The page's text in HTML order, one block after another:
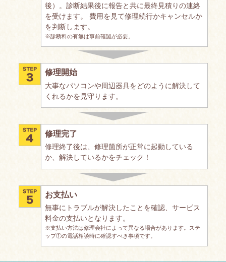
後）。診断結果後に報告と共に最終見積りの連絡
を受けます。 費用を見て修理続行かキャンセルか
を判断します。
※診断料の有無は事前確認が必要。
修理開始
大事なパソコンや周辺器具をどのように解決して
くれるかを見守ります。
修理完了
修理終了後は、修理箇所が正常に起動している
か、解決しているかをチェック！
お支払い
無事にトラブルが解決したことを確認、サービス
料金の支払いとなります。
※支払い方法は修理会社によって異なる場合があります。ステ
ップ①の電話相談時に確認すべき事項です。